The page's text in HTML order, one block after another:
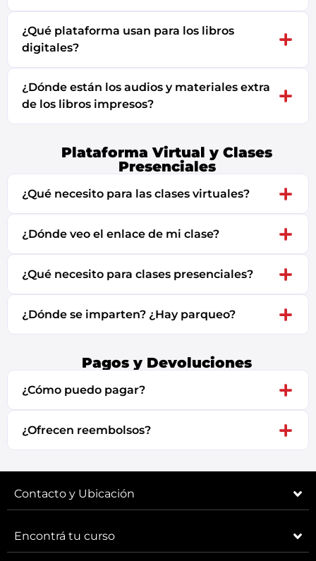
¿Qué plataforma usan para los libros
digitales?
¿Dónde están los audios y materiales extra
de los libros impresos?
Plataforma Virtual y Clases
Presenciales
¿Qué necesito para las clases virtuales?
¿Dónde veo el enlace de mi clase?
¿Qué necesito para clases presenciales?
¿Dónde se imparten? ¿Hay parqueo?
Pagos y Devoluciones
¿Cómo puedo pagar?
¿Ofrecen reembolsos?
Contacto y Ubicación
Encontrá tu curso